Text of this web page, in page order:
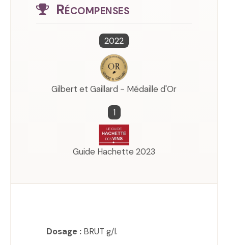
Récompenses
2022
Gilbert et Gaillard - Médaille d'Or
1
Guide Hachette 2023
Dosage : BRUT g/l.